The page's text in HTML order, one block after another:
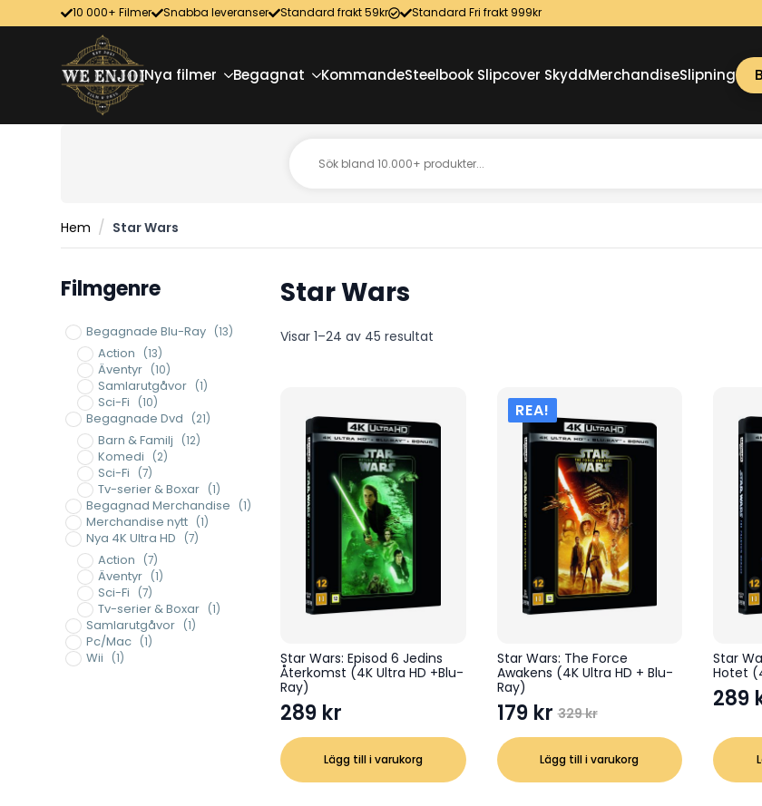
10 000+ Filmer Snabba leveranser Standard frakt 59kr Standard Fri frakt 999kr
Nya filmer Begagnat KommandeSteelbook Slipcover SkyddMerchandiseSlipning
Hem Star Wars
Filmgenre
Begagnade Blu-Ray (13)
Action (13)
Äventyr (10)
Samlarutgåvor (1)
Sci-Fi (10)
Begagnade Dvd (21)
Barn & Familj (12)
Komedi (2)
Sci-Fi (7)
Tv-serier & Boxar (1)
Begagnad Merchandise (1)
Merchandise nytt (1)
Nya 4K Ultra HD (7)
Action (7)
Äventyr (1)
Sci-Fi (7)
Tv-serier & Boxar (1)
Samlarutgåvor (1)
Pc/Mac (1)
Wii (1)
Star Wars
Visar 1–24 av 45 resultat
Star Wars: Episod 6 Jedins
Återkomst (4K Ultra HD +Blu-
Ray)
289 kr
Lägg till i varukorg
REA!
Star Wars: The Force
Awakens (4K Ultra HD + Blu-
Ray)
329kr
Det
ursprungliga
priset
179 kr
Det
nuvarande
prisetLägg till i varukorg
Star
Hotet
289